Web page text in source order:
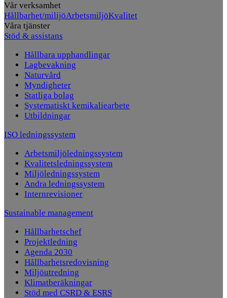
Vår verksamhet
Hållbarhet/milijöArbetsmiljöKvalitet
Våra tjänster
Stöd & assistans
Hållbara upphandlingar
Lagbevakning
Naturvård
Myndigheter
Statliga bolag
Systematiskt kemikaliearbete
Utbildningar
ISO ledningssystem
Arbetsmiljöledningssystem
Kvalitetsledningssystem
Miljöledningssystem
Andra ledningssystem
Internrevisioner
Sustainable management
Hållbarhetschef
Projektledning
Agenda 2030
Hållbarhetsredovisning
Miljöutredning
Klimatberäkningar
Stöd med CSRD & ESRS